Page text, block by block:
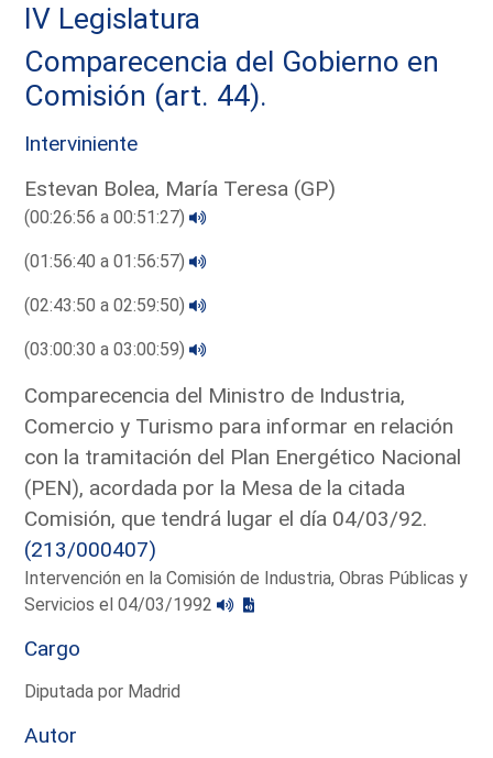
IV Legislatura
Comparecencia del Gobierno en
Comisión (art. 44).
Interviniente
Estevan Bolea, María Teresa (GP)
(00:26:56 a 00:51:27)
(01:56:40 a 01:56:57)
(02:43:50 a 02:59:50)
(03:00:30 a 03:00:59)
Comparecencia del Ministro de Industria,
Comercio y Turismo para informar en relación
con la tramitación del Plan Energético Nacional
(PEN), acordada por la Mesa de la citada
Comisión, que tendrá lugar el día 04/03/92.
(213/000407)
Intervención en la Comisión de Industria, Obras Públicas y
Servicios el 04/03/1992
Cargo
Diputada por Madrid
Autor